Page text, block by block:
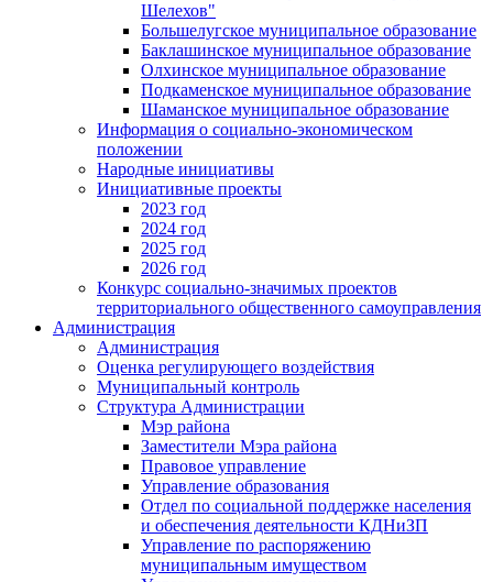
Шелехов"
Большелугское муниципальное образование
Баклашинское муниципальное образование
Олхинское муниципальное образование
Подкаменское муниципальное образование
Шаманское муниципальное образование
Информация о социально-экономическом
положении
Народные инициативы
Инициативные проекты
2023 год
2024 год
2025 год
2026 год
Конкурс социально-значимых проектов
территориального общественного самоуправления
Администрация
Администрация
Оценка регулирующего воздействия
Муниципальный контроль
Структура Администрации
Мэр района
Заместители Мэра района
Правовое управление
Управление образования
Отдел по социальной поддержке населения
и обеспечения деятельности КДНиЗП
Управление по распоряжению
муниципальным имуществом